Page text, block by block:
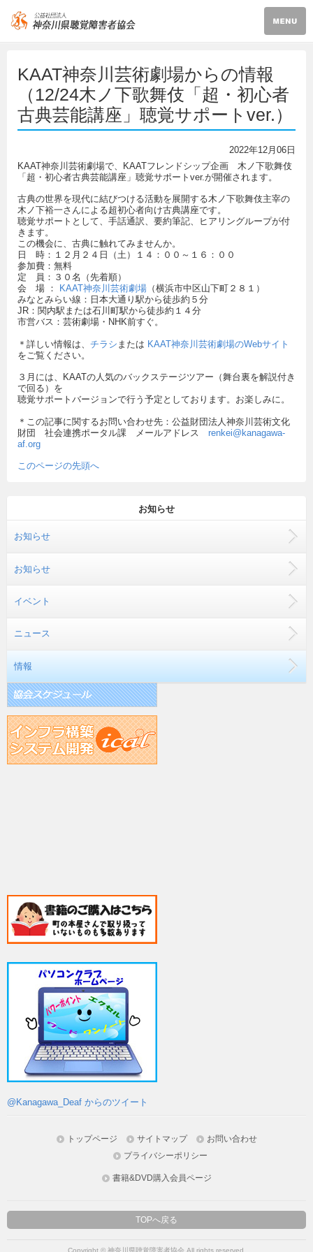
KAAT神奈川芸術劇場からの情報
（12/24木ノ下歌舞伎「超・初心者
古典芸能講座」聴覚サポートver.）
2022年12月06日
KAAT神奈川芸術劇場で、KAATフレンドシップ企画 木ノ下歌舞伎
「超・初心者古典芸能講座」聴覚サポートver.が開催されます。
古典の世界を現代に結びつける活動を展開する木ノ下歌舞伎主宰の
木ノ下裕一さんによる超初心者向け古典講座です。
聴覚サポートとして、手話通訳、要約筆記、ヒアリングループが付
きます。
この機会に、古典に触れてみませんか。
日 時：１２月２４日（土）１４：００～１６：００
参加費：無料
定 員：３０名（先着順）
会 場 ：
KAAT神奈川芸術劇場 （横浜市中区山下町２８１）
みなとみらい線：日本大通り駅から徒歩約５分
JR：関内駅または石川町駅から徒歩約１４分
市営バス：芸術劇場・NHK前すぐ。
＊詳しい情報は、 チラシ または KAAT神奈川芸術劇場のWebサイト
をご覧ください。
３月には、KAATの人気のバックステージツアー（舞台裏を解説付き
で回る）を
聴覚サポートバージョンで行う予定としております。お楽しみに。
＊この記事に関するお問い合わせ先：公益財団法人神奈川芸術文化
財団 社会連携ポータル課 メールアドレス renkei@kanagawa-
af.org
このページの先頭へ
お知らせ
お知らせ
お知らせ
イベント
ニュース
情報
@Kanagawa_Deaf からのツイート
トップページ サイトマップ
お問い合わせ
プライバシーポリシー
書籍&DVD購入会員ページ
TOPへ戻る
Copyright © 神奈川県聴覚障害者協会 All rights reserved.